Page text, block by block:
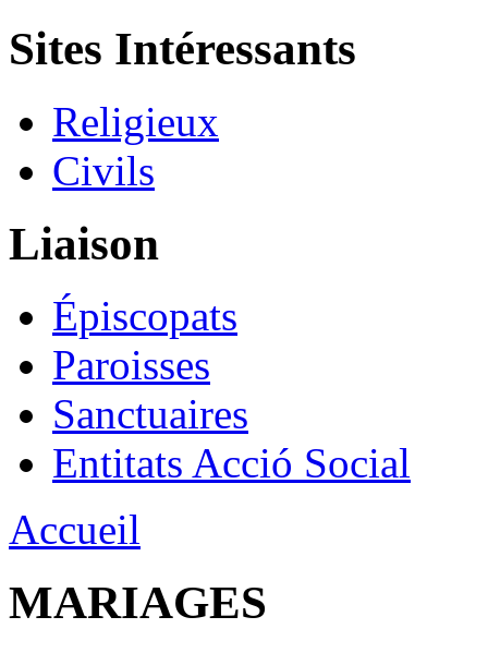
Sites Intéressants
Religieux
Civils
Liaison
Épiscopats
Paroisses
Sanctuaires
Entitats Acció Social
Accueil
MARIAGES